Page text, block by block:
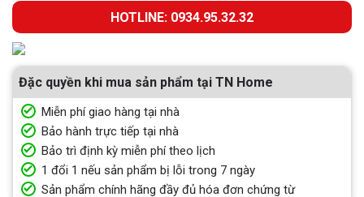
4.035.000 ₫.
HOTLINE: 0934.95.32.32
Đặc quyền khi mua sản phẩm tại TN Home
Miễn phí giao hàng tại nhà
Bảo hành trực tiếp tại nhà
Bảo trì định kỳ miễn phí theo lịch
1 đổi 1 nếu sản phẩm bị lỗi trong 7 ngày
Sản phẩm chính hãng đầy đủ hóa đơn chứng từ